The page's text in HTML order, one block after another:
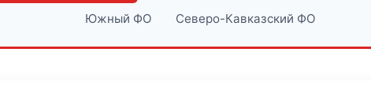
Южный ФО Северо-Кавказский ФО